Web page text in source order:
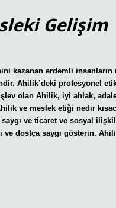
Gelişim
kazanan erdemli insanların
Ahilik’deki profesyonel
olan Ahilik, iyi ahlak,
ve meslek etiği nedir
ve ticaret ve sosyal
ve dostça saygı gösterin.